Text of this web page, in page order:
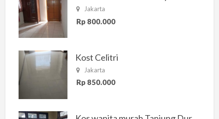
Jakarta
Rp 800.000
Kost Celitri
Jakarta
Rp 850.000